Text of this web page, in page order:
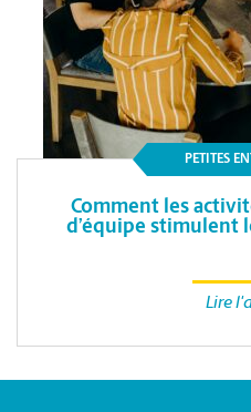
PETITES
Comment les
d’équipe stimulent
Lire